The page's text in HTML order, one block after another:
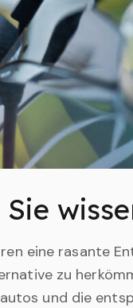
eine rasante
zu
und die